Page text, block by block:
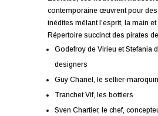
contemporaine œuvrent pour
inédites mêlant l’esprit, la main et
Répertoire succinct des pirates
Godefroy de Virieu et Stefania
designers
Guy Chanel, le sellier-
Tranchet Vif, les bottiers
Sven Chartier, le chef,